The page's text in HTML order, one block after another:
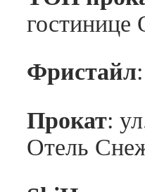
гостинице
Фристайл
Прокат:
Отель